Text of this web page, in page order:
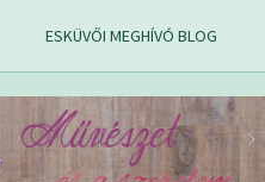
ESKÜVŐI MEGHÍVÓ BLOG